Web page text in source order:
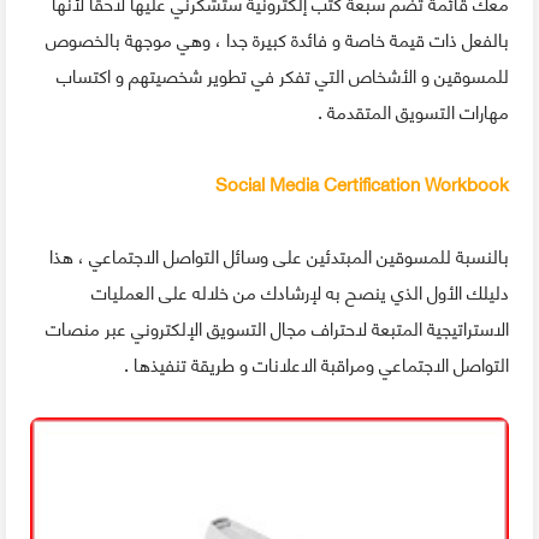
بالفعل ذات قيمة خاصة و فائدة كبيرة جدا ، وهي موجهة بالخصوص
للمسوقين و الأشخاص التي تفكر في تطوير شخصيتهم و اكتساب
مهارات التسويق المتقدمة .
Social Media Certification Workbook
بالنسبة للمسوقين المبتدئين على وسائل التواصل الاجتماعي ، هذا
دليلك الأول الذي ينصح به لإرشادك من خلاله على العمليات
الاستراتيجية المتبعة لاحتراف مجال التسويق الإلكتروني عبر منصات
التواصل الاجتماعي ومراقبة الاعلانات و طريقة تنفيذها .